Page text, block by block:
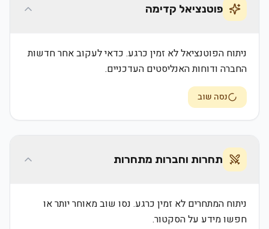
פוטנציאל קדימה
ניתוח הפוטנציאל לא זמין כרגע. כדאי לעקוב אחר חדשות
החברה ודוחות האנליסטים העדכניים.
נסה שוב
תחרות וחברות מתחרות
ניתוח המתחרים לא זמין כרגע. נסו שוב מאוחר יותר או
חפשו מידע על הסקטור.